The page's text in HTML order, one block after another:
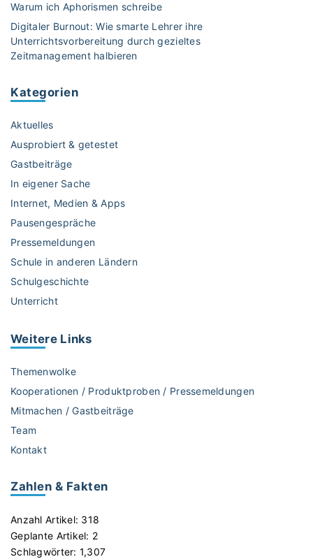
Warum ich Aphorismen schreibe
Digitaler Burnout: Wie smarte Lehrer ihre
Unterrichtsvorbereitung durch gezieltes
Zeitmanagement halbieren
Kategorien
Aktuelles
Ausprobiert & getestet
Gastbeiträge
In eigener Sache
Internet, Medien & Apps
Pausengespräche
Pressemeldungen
Schule in anderen Ländern
Schulgeschichte
Unterricht
Weitere Links
Themenwolke
Kooperationen / Produktproben / Pressemeldungen
Mitmachen / Gastbeiträge
Team
Kontakt
Zahlen & Fakten
Anzahl Artikel: 318
Geplante Artikel: 2
Schlagwörter: 1,307